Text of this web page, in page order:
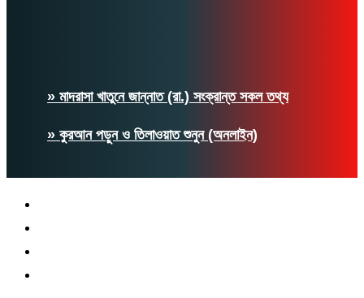
» মাদরাসা খাতুনে জান্নাত (রা.) সংক্রান্ত সকল তথ্য
» কুরআন পড়ুন ও তিলাওয়াত শুনুন (অনলাইন)